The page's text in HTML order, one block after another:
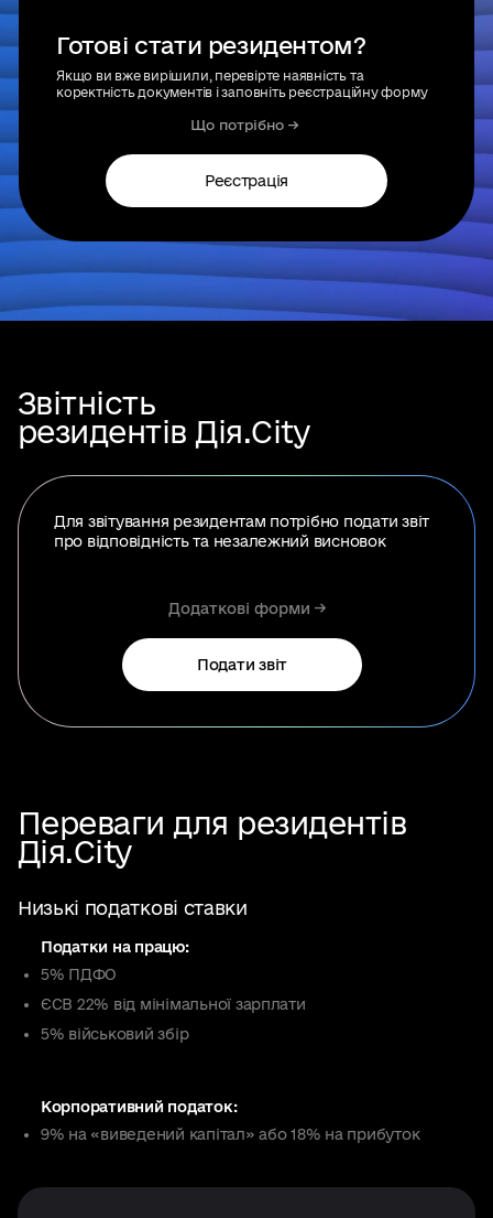
Готові стати резидентом?
Якщо ви вже вирішили, перевірте наявність та
коректність документів і заповніть реєстраційну форму
Що потрібно->
Реєстрація
Звітність
резидентів Дія.City
Для звітування резидентам потрібно подати звіт
про відповідність та незалежний висновок
Подати звіт
Додаткові форми ->
Переваги для резидентів
Дія.City
Низькі податкові ставки
Податки на працю:
5% ПДФО
ЄСВ 22% від мінімальної зарплати
5% військовий збір
Корпоративний податок:
9% на «виведений капітал» або 18% на прибуток